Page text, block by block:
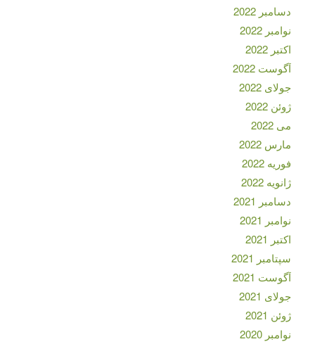
دسامبر 2022
نوامبر 2022
اکتبر 2022
آگوست 2022
جولای 2022
ژوئن 2022
می 2022
مارس 2022
فوریه 2022
ژانویه 2022
دسامبر 2021
نوامبر 2021
اکتبر 2021
سپتامبر 2021
آگوست 2021
جولای 2021
ژوئن 2021
نوامبر 2020